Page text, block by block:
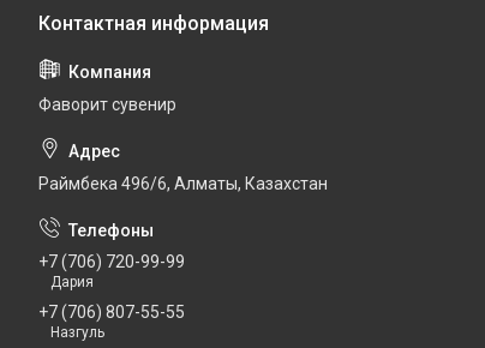
Фаворит сувенир
Раймбека 496/6, Алматы, Казахстан
+7 (706) 720-99-99
Дария
+7 (706) 807-55-55
Назгуль